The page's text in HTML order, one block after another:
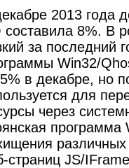
2013 года
8%. В
за последний
Win32/
в декабре, но
для
через
программа
страниц JS/